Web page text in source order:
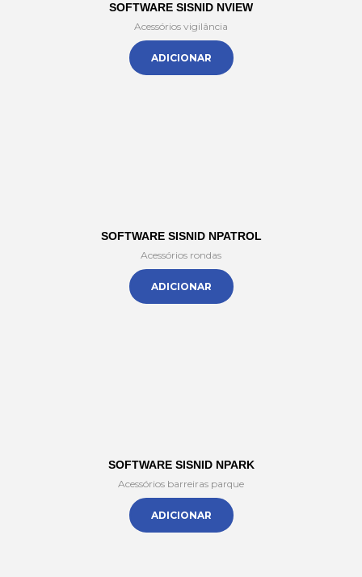
SOFTWARE SISNID NVIEW
Acessórios vigilância
ADICIONAR
SOFTWARE SISNID NPATROL
Acessórios rondas
ADICIONAR
SOFTWARE SISNID NPARK
Acessórios barreiras parque
ADICIONAR